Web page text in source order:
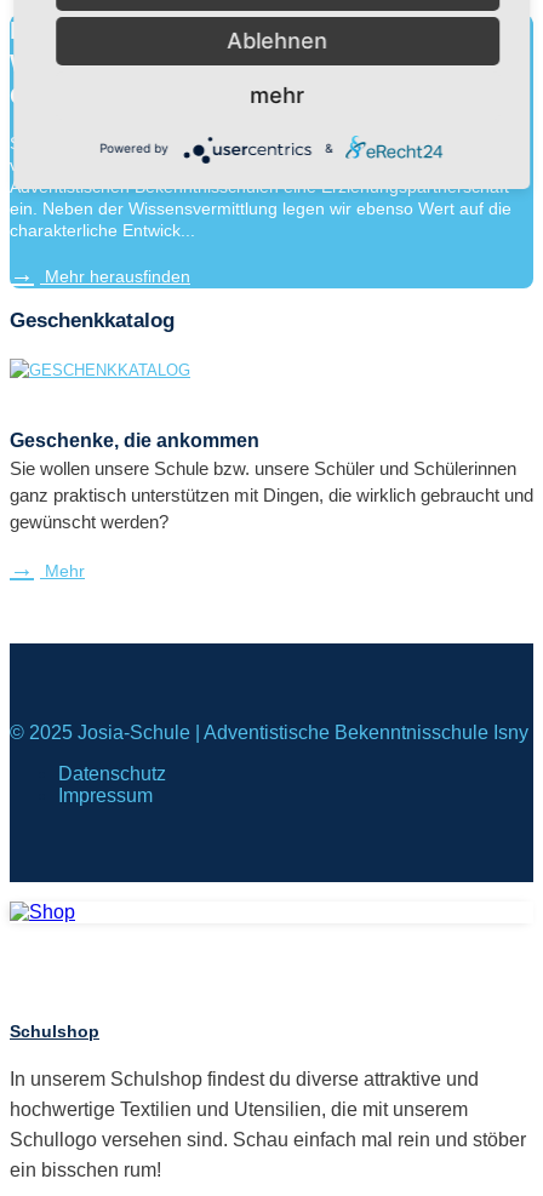
Bildung für heute.
Wissen für morgen.
Charakter für die Ewigkeit.
Schule ist mehr als Wissensvermittlung. Durch die Zusammenarbeit
von Schülern, Lehrern und Eltern gehen wir an unseren
Adventistischen Bekenntnisschulen eine Erziehungspartnerschaft
ein. Neben der Wissensvermittlung legen wir ebenso Wert auf die
charakterliche Entwick...
Mehr herausfinden
Geschenkkatalog
Geschenke, die ankommen
Sie wollen unsere Schule bzw. unsere Schüler und Schülerinnen
ganz praktisch unterstützen mit Dingen, die wirklich gebraucht und
gewünscht werden?
Mehr
© 2025 Josia-Schule | Adventistische Bekenntnisschule Isny
Datenschutz
Impressum
Schulshop
In unserem Schulshop findest du diverse attraktive und
hochwertige Textilien und Utensilien, die mit unserem
Schullogo versehen sind. Schau einfach mal rein und stöber
ein bisschen rum!
Ablehnen
mehr
Powered by &